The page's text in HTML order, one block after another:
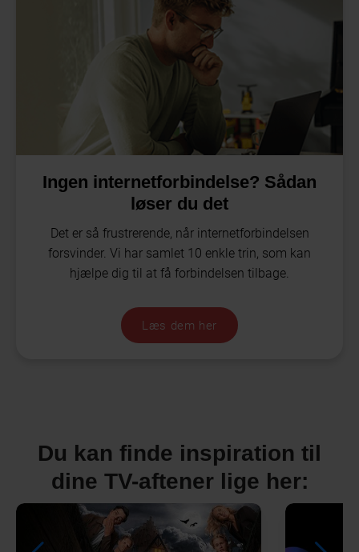
Ingen internetforbindelse? Sådan
løser du det
Det er så frustrerende, når internetforbindelsen
forsvinder. Vi har samlet 10 enkle trin, som kan
hjælpe dig til at få forbindelsen tilbage.
Læs dem her
Du kan finde inspiration til
dine TV-aftener lige her: